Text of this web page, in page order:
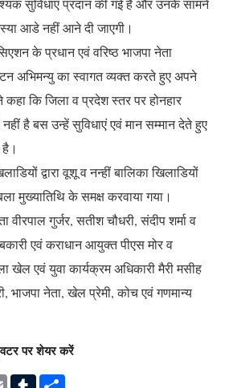
सुविधाएं प्रदान की गई हैं और उनके सामने
आडे नहीं आने दी जाएगी।
के प्रधान एवं वरिष्ठ भाजपा नेता
अभिमन्यु का स्वागत व्यक्त करते हुए अपने
कहा कि जिला व प्रदेश स्तर पर होनहार
है बस उन्हें सुविधाएं एवं मान सम्मान देते हुए
द्वारा वूशू व नन्हीं बालिका खिलाडियों
मुख्यातिथि के समक्ष करवाया गया।
गुर्जर, सतीश चौधरी, संदीप शर्मा व
एवं कराधान आयुक्त पीएस मोर व
खेल एवं युवा कार्यक्रम अधिकारी मैरी मसीह
भाजपा नेता, खेल प्रेमी, कोच एवं गणमान्य
पर शेयर करें
E
T